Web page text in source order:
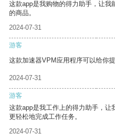
这款app是我购物的得力助手，让
的商品。
2024-07-31
游客
这款加速器VPM应用程序可以给你
2024-07-31
游客
这款app是我工作上的得力助手，让
更轻松地完成工作任务。
2024-07-31